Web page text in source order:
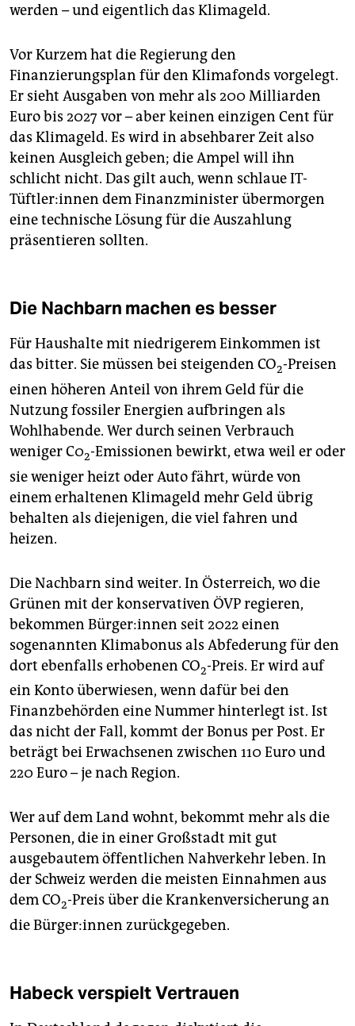
werden – und eigentlich das Klimageld.
Vor Kurzem hat die Regierung den
Finanzierungsplan für den Klimafonds vorgelegt.
Er sieht Ausgaben von mehr als 200 Milliarden
Euro bis 2027 vor – aber keinen einzigen Cent für
das Klimageld. Es wird in absehbarer Zeit also
keinen Ausgleich geben; die Ampel will ihn
schlicht nicht. Das gilt auch, wenn schlaue IT-
Tüftler:innen dem Finanzminister übermorgen
eine technische Lösung für die Auszahlung
präsentieren sollten.
Die Nachbarn machen es besser
Für Haushalte mit niedrigerem Einkommen ist
das bitter. Sie müssen bei steigenden CO2-Preisen
einen höheren Anteil von ihrem Geld für die
Nutzung fossiler Energien aufbringen als
Wohlhabende. Wer durch seinen Verbrauch
weniger C02-Emissionen bewirkt, etwa weil er oder
sie weniger heizt oder Auto fährt, würde von
einem erhaltenen Klimageld mehr Geld übrig
behalten als diejenigen, die viel fahren und
heizen.
Die Nachbarn sind weiter. In Österreich, wo die
Grünen mit der konservativen ÖVP regieren,
bekommen Bür­ge­r:in­nen seit 2022 einen
sogenannten Klimabonus als Abfederung für den
dort ebenfalls erhobenen CO2-Preis. Er wird auf
ein Konto überwiesen, wenn dafür bei den
Finanzbehörden eine Nummer hinterlegt ist. Ist
das nicht der Fall, kommt der Bonus per Post. Er
beträgt bei Erwachsenen zwischen 110 Euro und
220 Euro – je nach Region.
Wer auf dem Land wohnt, bekommt mehr als die
Personen, die in einer Großstadt mit gut
ausgebautem öffentlichen Nahverkehr leben. In
der Schweiz werden die meisten Einnahmen aus
dem CO2-Preis über die Krankenversicherung an
die Bür­ge­r:in­nen zurückgegeben.
Habeck verspielt Vertrauen